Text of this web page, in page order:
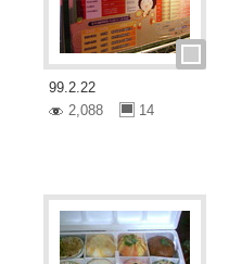
99.2.22
2,088
14